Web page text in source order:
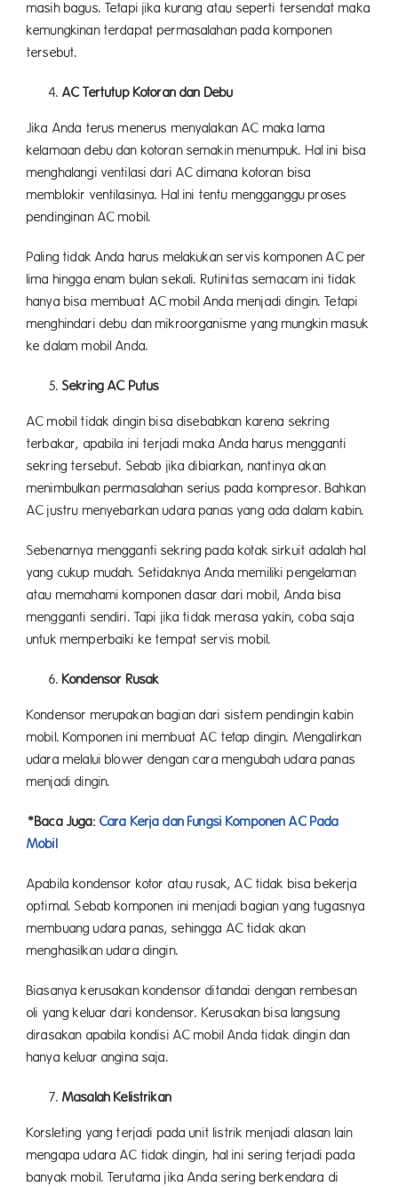
masih bagus. Tetapi jika kurang atau seperti tersendat maka
kemungkinan terdapat permasalahan pada komponen
tersebut.
AC Tertutup Kotoran dan Debu
Jika Anda terus menerus menyalakan AC maka lama
kelamaan debu dan kotoran semakin menumpuk. Hal ini bisa
menghalangi ventilasi dari AC dimana kotoran bisa
memblokir ventilasinya. Hal ini tentu mengganggu proses
pendinginan AC mobil.
Paling tidak Anda harus melakukan servis komponen AC per
lima hingga enam bulan sekali. Rutinitas semacam ini tidak
hanya bisa membuat AC mobil Anda menjadi dingin. Tetapi
menghindari debu dan mikroorganisme yang mungkin masuk
ke dalam mobil Anda.
Sekring AC Putus
AC mobil tidak dingin bisa disebabkan karena sekring
terbakar, apabila ini terjadi maka Anda harus mengganti
sekring tersebut. Sebab jika dibiarkan, nantinya akan
menimbulkan permasalahan serius pada kompresor. Bahkan
AC justru menyebarkan udara panas yang ada dalam kabin.
Sebenarnya mengganti sekring pada kotak sirkuit adalah hal
yang cukup mudah. Setidaknya Anda memiliki pengelaman
atau memahami komponen dasar dari mobil, Anda bisa
mengganti sendiri. Tapi jika tidak merasa yakin, coba saja
untuk memperbaiki ke tempat servis mobil.
Kondensor Rusak
Kondensor merupakan bagian dari sistem pendingin kabin
mobil. Komponen ini membuat AC tetap dingin. Mengalirkan
udara melalui blower dengan cara mengubah udara panas
menjadi dingin.
*Baca Juga: Cara Kerja dan Fungsi Komponen AC Pada
Mobil
Apabila kondensor kotor atau rusak, AC tidak bisa bekerja
optimal. Sebab komponen ini menjadi bagian yang tugasnya
membuang udara panas, sehingga AC tidak akan
menghasilkan udara dingin.
Biasanya kerusakan kondensor ditandai dengan rembesan
oli yang keluar dari kondensor. Kerusakan bisa langsung
dirasakan apabila kondisi AC mobil Anda tidak dingin dan
hanya keluar angina saja.
Masalah Kelistrikan
Korsleting yang terjadi pada unit listrik menjadi alasan lain
mengapa udara AC tidak dingin, hal ini sering terjadi pada
banyak mobil. Terutama jika Anda sering berkendara di